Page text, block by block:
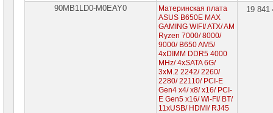
90MB1LD0-M0EAY0
Материнская плата
ASUS B650E MAX
GAMING WIFI/ ATX/ AM
Ryzen 7000/ 8000/
9000/ B650 AM5/
4xDIMM DDR5 4000
MHz/ 4xSATA 6G/
3xM.2 2242/ 2260/
2280/ 22110/ PCI-E
Gen4 x4/ x8/ x16/ PCI-
E Gen5 x16/ Wi-Fi/ BT/
11xUSB/ HDMI/ RJ45
19